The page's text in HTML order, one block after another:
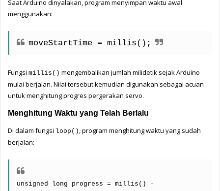
Saat Arduino dinyalakan, program menyimpan waktu awal
menggunakan:
moveStartTime = millis();
Fungsi millis() mengembalikan jumlah milidetik sejak Arduino
mulai berjalan. Nilai tersebut kemudian digunakan sebagai acuan
untuk menghitung progres pergerakan servo.
Menghitung Waktu yang Telah Berlalu
Di dalam fungsi loop() , program menghitung waktu yang sudah
berjalan:
unsigned long progress = millis() -